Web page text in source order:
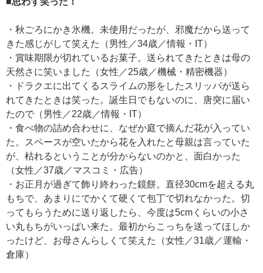
・秋ごろにかき氷機。未使用だったが、邪魔だから送って
きた感じがして笑えた（男性／34歳／情報・IT）
・賞味期限が切れているお菓子。送られてきたときは母の
天然さに笑いました（女性／25歳／機械・精密機器）
・ドラクエに出てくるスライムの形をしたスリッパが送ら
れてきたときは笑った。誕生日でもないのに、唐突に届い
たので（男性／22歳／情報・IT）
・食べ物の詰め合わせに、なぜか庭で摘んだ花が入ってい
た。スペースが空いたから花を入れたと母親は言っていた
が、枯れるということが分からないのかと、面白かった
（女性／37歳／マスコミ・広告）
・お正月が過ぎて飾り終わった鏡餅。直径30cmを超える丸
もちで、あまりにでかくて硬くて包丁で切れなかった。切
ってもらうために送り返したら、今度は5cmくらいの小さ
い丸もちがいっぱい来た。最初からこっちを送ってほしか
ったけど、お母さんらしくて笑えた（女性／31歳／運輸・
倉庫）